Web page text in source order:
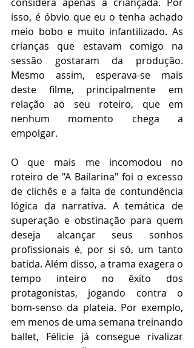
isso, é óbvio que eu o tenha achado
meio bobo e muito infantilizado. As
crianças que estavam comigo na
sessão gostaram da produção.
Mesmo assim, esperava-se mais
deste filme, principalmente em
relação ao seu roteiro, que em
nenhum momento chega a
empolgar.
O que mais me incomodou no
roteiro de "A Bailarina" foi o excesso
de clichês e a falta de contundência
lógica da narrativa. A temática de
superação e obstinação para quem
deseja alcançar seus sonhos
profissionais é, por si só, um tanto
batida. Além disso, a trama exagera o
tempo inteiro no êxito dos
protagonistas, jogando contra o
bom-senso da plateia. Por exemplo,
em menos de uma semana treinando
ballet, Félicie já consegue rivalizar